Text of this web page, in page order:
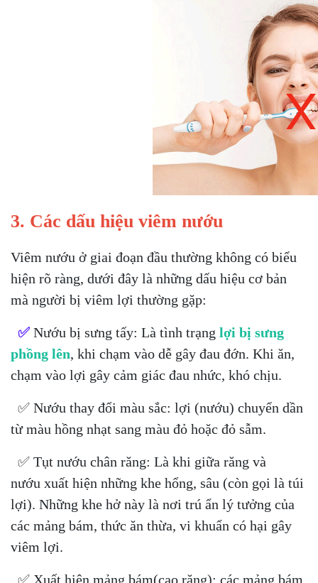
3. Các dấu hiệu viêm nướu
Viêm nướu ở giai đoạn đầu thường không có biểu
hiện rõ ràng, dưới đây là những dấu hiệu cơ bản
mà người bị viêm lợi thường gặp:
✅ Nướu bị sưng tấy: Là tình trạng lợi bị sưng
phồng lên, khi chạm vào dễ gây đau đớn. Khi ăn,
chạm vào lợi gây cảm giác đau nhức, khó chịu.
✅ Nướu thay đổi màu sắc: lợi (nướu) chuyển dần
từ màu hồng nhạt sang màu đỏ hoặc đỏ sẫm.
✅ Tụt nướu chân răng: Là khi giữa răng và
nướu xuất hiện những khe hổng, sâu (còn gọi là túi
lợi). Những khe hở này là nơi trú ẩn lý tưởng của
các mảng bám, thức ăn thừa, vi khuẩn có hại gây
viêm lợi.
✅ Xuất hiện mảng bám(cao răng): các mảng bám